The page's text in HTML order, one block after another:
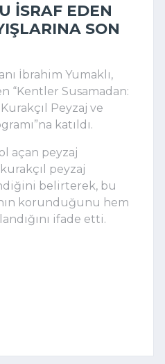
ISRAF EDEN
SON
İbrahim Yumaklı,
“Kentler Susamadan:
Peyzaj ve
katıldı.
açan peyzaj
peyzaj
belirterek, bu
korunduğunu hem
ifade etti.